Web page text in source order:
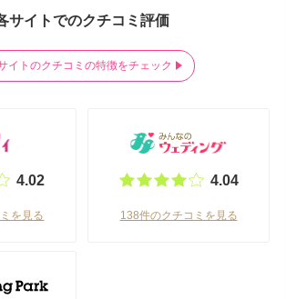
サイトでのクチコミ評価
イトのクチコミの特徴をチェック
4.02
を見る
4.04
138件のクチコミを見る